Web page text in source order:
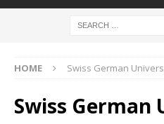
HOME Swiss German
Swiss German